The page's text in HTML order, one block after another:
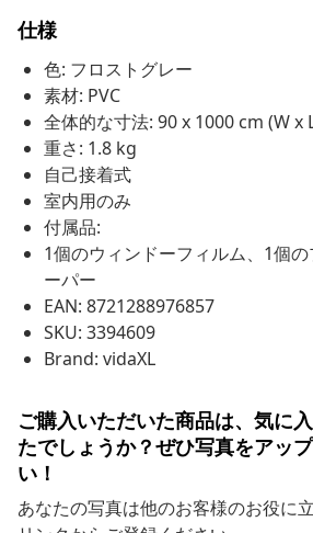
仕様
色: フロストグレー
素材: PVC
全体的な寸法: 90 x 1000 cm (W x
重さ: 1.8 kg
自己接着式
室内用のみ
付属品:
1個のウィンドーフィルム、1個
ーパー
EAN: 8721288976857
SKU: 3394609
Brand: vidaXL
ご購入いただいた商品は、気に
たでしょうか？ぜひ写真をアッ
い！
あなたの写真は他のお客様のお役に